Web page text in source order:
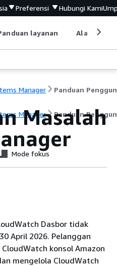
Preferensi Hubungi Kami
layanan Alat
Manager Panduan
Manager Panduan
Masalah
Mode fokus
Dasbor tidak
April 2026. Pelanggan
konsol Amazon
mengelola CloudWatch